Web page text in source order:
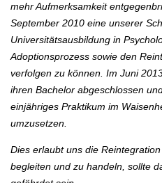
mehr Aufmerksamkeit
September 2010 eine unserer
Universitätsausbildung in
Adoptionsprozess sowie den
verfolgen zu können. Im Juni
ihren Bachelor abgeschlossen
einjähriges Praktikum im
umzusetzen.
Dies erlaubt uns die
begleiten und zu handeln, sollte